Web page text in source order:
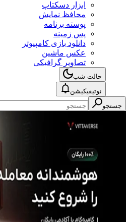
ابزار دسکتاپ
محافظ نمایش
پوسته برنامه
پس زمینه
دانلود بازی کامپیوتر
عکس ماشین
تصاویر گرافیکی
حالت شب
نوتیفیکیشن
جستجو